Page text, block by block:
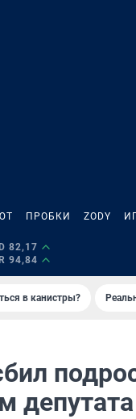
ПРОБКИ ZODY
82,17
94,84
в канистры?
депутата